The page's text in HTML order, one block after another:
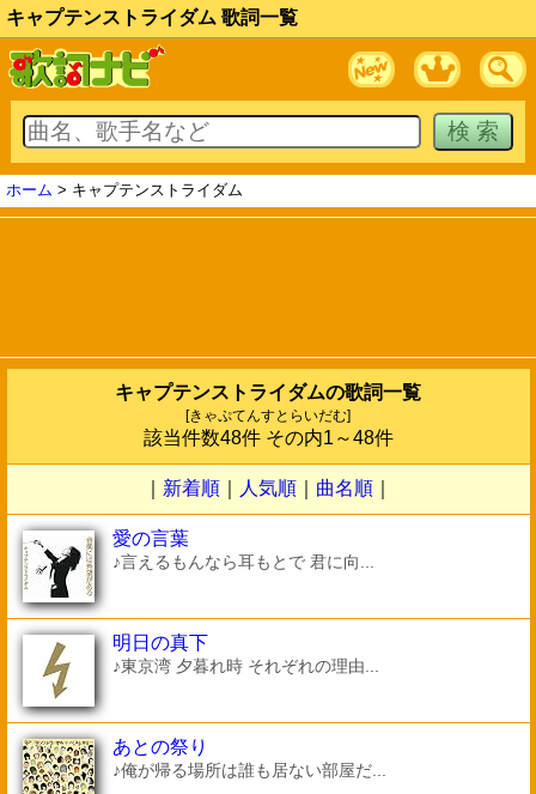
キャプテンストライダム 歌詞一覧
ホーム > キャプテンストライダム
キャプテンストライダムの歌詞一覧
[きゃぷてんすとらいだむ]
該当件数48件 その内1～48件
新着順 人気順 曲名順
愛の言葉
♪言えるもんなら耳もとで 君に向...
明日の真下
♪東京湾 夕暮れ時 それぞれの理由...
あとの祭り
♪俺が帰る場所は誰も居ない部屋だ...